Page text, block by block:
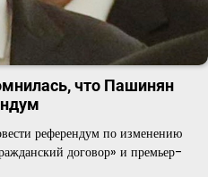
что Пашинян
референдум по изменению
договор» и премьер-